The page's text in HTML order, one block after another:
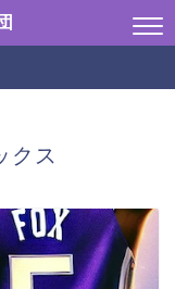
クス